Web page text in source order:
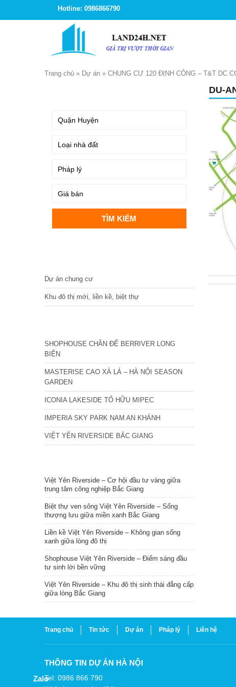
Hotline: 0986866790
Trang chủ » Dự án » CHUNG CƯ 120 ĐỊNH CÔNG – T&T DC
DU-
Dự án chung cư
Khu đô thị mới, liền kề, biệt thự
SHOPHOUSE CHÂN ĐẾ BERRIVER LONG
BIÊN
MASTERISE CAO XÀ LÁ – HÀ NỘI SEASON
GARDEN
ICONIA LAKESIDE TỐ HỮU MIPEC
IMPERIA SKY PARK NAM AN KHÁNH
VIỆT YÊN RIVERSIDE BẮC GIANG
Việt Yên Riverside – Cơ hội đầu tư vàng giữa
trung tâm công nghiệp Bắc Giang
Biệt thự ven sông Việt Yên Riverside – Sống
thượng lưu giữa miền xanh Bắc Giang
Liền kề Việt Yên Riverside – Không gian sống
xanh giữa lòng đô thị
Shophouse Việt Yên Riverside – Điểm sáng đầu
tư sinh lời bền vững
Việt Yên Riverside – Khu đô thị sinh thái đẳng cấp
giữa lòng Bắc Giang
Trang chủ Tin tức Dự án Pháp lý Liên hệ
THÔNG TIN DỰ ÁN HÀ NỘI
Tel: 0986 866 790
Zalo